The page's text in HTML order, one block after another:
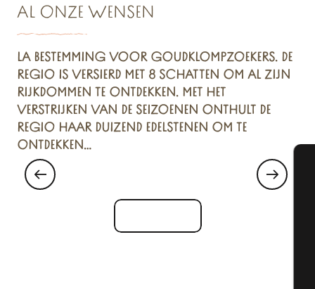
AL ONZE WENSEN
LA BESTEMMING VOOR GOUDKLOMPZOEKERS. DE
REGIO IS VERSIERD MET 8 SCHATTEN OM AL ZIJN
RIJKDOMMEN TE ONTDEKKEN. MET HET
VERSTRIJKEN VAN DE SEIZOENEN ONTHULT DE
REGIO HAAR DUIZEND EDELSTENEN OM TE
ONTDEKKEN…
Saint Suliac & Les Joyaux de la Rance